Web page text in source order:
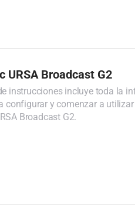
URSA Broadcast G2
instrucciones incluye toda la
configurar y comenzar a
Broadcast G2.